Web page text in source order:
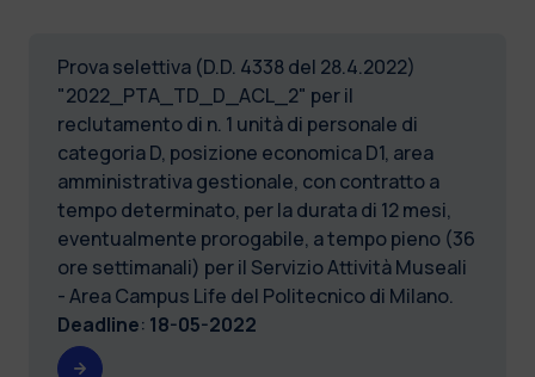
Prova selettiva (D.D. 4338 del 28.4.2022)
"2022_PTA_TD_D_ACL_2" per il
reclutamento di n. 1 unità di personale di
categoria D, posizione economica D1, area
amministrativa gestionale, con contratto a
tempo determinato, per la durata di 12 mesi,
eventualmente prorogabile, a tempo pieno (36
ore settimanali) per il Servizio Attività Museali
- Area Campus Life del Politecnico di Milano.
Deadline: 18-05-2022